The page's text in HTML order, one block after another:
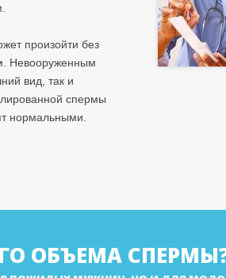
произойти без
Невооруженным
вид, так и
спермы
нормальными.
ОБЪЕМА